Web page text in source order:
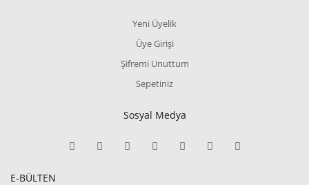
Yeni Üyelik
Üye Girişi
Şifremi Unuttum
Sepetiniz
Sosyal Medya
E-BÜLTEN